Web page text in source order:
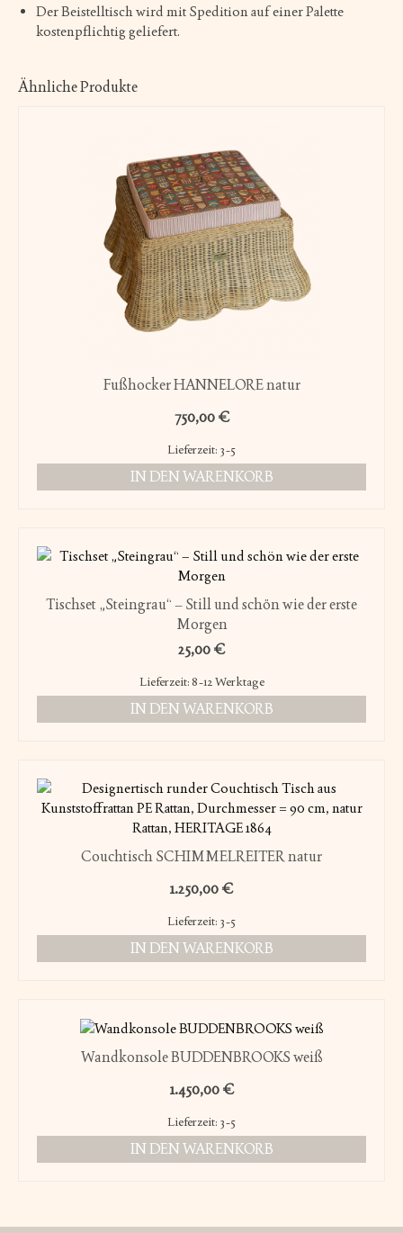
Der Beistelltisch wird mit Spedition auf einer Palette
kostenpflichtig geliefert.
Ähnliche Produkte
Fußhocker HANNELORE natur
750,00€
Lieferzeit: 3-5
IN DEN WARENKORB
Tischset „Steingrau“ – Still und schön wie der erste
Morgen
25,00€
Lieferzeit:8-12 Werktage
IN DEN WARENKORB
Couchtisch SCHIMMELREITER natur
1.250,00€
Lieferzeit: 3-5
IN DEN WARENKORB
Wandkonsole BUDDENBROOKS weiß
1.450,00€
Lieferzeit: 3-5
IN DEN WARENKORB